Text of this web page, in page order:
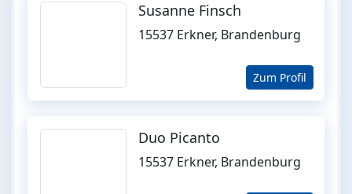
Susanne Finsch
15537 Erkner, Brandenburg
Zum Profil
Duo Picanto
15537 Erkner, Brandenburg